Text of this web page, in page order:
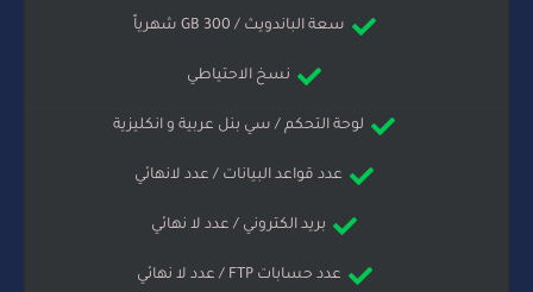
سعة الباندويث / 300 GB شهرياً
نسخ الاحتياطي
لوحة التحكم / سي بنل عربية و انكليزية
عدد قواعد البيانات / عدد لانهائي
بريد الكتروني / عدد لا نهائي
عدد حسابات FTP / عدد لا نهائي